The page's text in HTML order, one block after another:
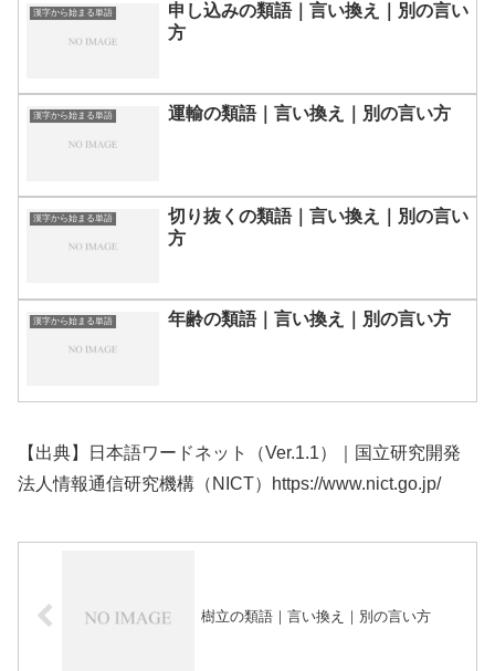
漢字から始まる単語
申し込みの類語｜言い換え｜別の言い
方
漢字から始まる単語 運輸の類語｜言い換え｜別の言い方
漢字から始まる単語
切り抜くの類語｜言い換え｜別の言い
方
漢字から始まる単語 年齢の類語｜言い換え｜別の言い方
【出典】日本語ワードネット（Ver.1.1）｜国立研究開発
法人情報通信研究機構（NICT）https://www.nict.go.jp/
樹立の類語｜言い換え｜別の言い方